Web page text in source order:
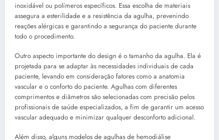
inoxidável ou polímeros específicos. Essa escolha de materiais
assegura a esterilidade e a resistência da agulha, prevenindo
reações alérgicas e garantindo a segurança do paciente durante
todo o procedimento.
Outro aspecto importante do design é o tamanho da agulha. Ela é
projetada para se adaptar às necessidades individuais de cada
paciente, levando em consideração fatores como a anatomia
vascular e o conforto do paciente. Agulhas com diferentes
comprimentos e diâmetros são selecionadas com precisão pelos
profissionais de saúde especializados, a fim de garantir um acesso
vascular adequado e minimizar qualquer desconforto adicional.
Além disso, alguns modelos de agulhas de hemodiálise